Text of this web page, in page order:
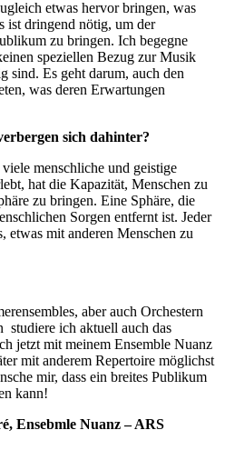
etwas hervor bringen, was
ist dringend nötig, um der
zu bringen. Ich begegne
speziellen Bezug zur Musik
sind. Es geht darum, auch den
was deren Erwartungen
sich dahinter?
menschliche und geistige
hat die Kapazität, Menschen zu
zu bringen. Eine Sphäre, die
Sorgen entfernt ist. Jeder
etwas mit anderen Menschen zu
aber auch Orchestern
studiere ich aktuell auch das
jetzt mit meinem Ensemble Nuanz
mit anderem Repertoire möglichst
mir, dass ein breites Publikum
kann!
Ensebmle Nuanz – ARS